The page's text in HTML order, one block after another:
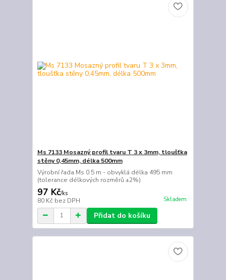
Ms 7133 Mosazný profil tvaru T 3 x 3mm, tloušťka
stěny 0,45mm, délka 500mm
Výrobní řada Ms 0.5 m - obvyklá délka 495 mm
(tolerance délkových rozměrů ±2%)
97 Kč/ks
80 Kč bez DPH Skladem
Přidat do košíku